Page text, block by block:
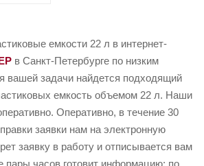
емкости 22 л в интернет-
в Санкт-Петербурге по низким
вашей задачи найдется подходящий
емкость объемом 22 л. Наши
Оперативно, в течение 30
заявки нам на электронную
заявку в работу и отписывается вам